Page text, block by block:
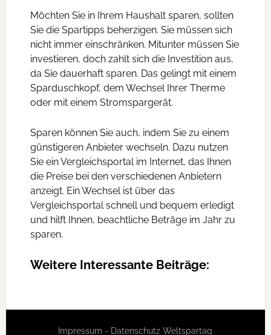
Möchten Sie in Ihrem Haushalt sparen, sollten
Sie die Spartipps beherzigen. Sie müssen sich
nicht immer einschränken. Mitunter müssen Sie
investieren, doch zahlt sich die Investition aus,
da Sie dauerhaft sparen. Das gelingt mit einem
Sparduschkopf, dem Wechsel Ihrer Therme
oder mit einem Stromspargerät.
Sparen können Sie auch, indem Sie zu einem
günstigeren Anbieter wechseln. Dazu nutzen
Sie ein Vergleichsportal im Internet, das Ihnen
die Preise bei den verschiedenen Anbietern
anzeigt. Ein Wechsel ist über das
Vergleichsportal schnell und bequem erledigt
und hilft Ihnen, beachtliche Beträge im Jahr zu
sparen.
Weitere Interessante Beiträge:
Impressum - Datenschutz Weltspartag